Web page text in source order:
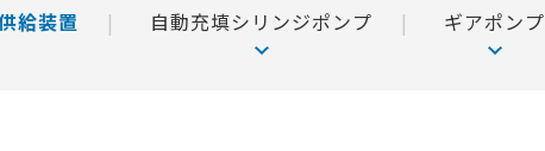
給装置 自動充填シリンジポンプ ギアポンプ